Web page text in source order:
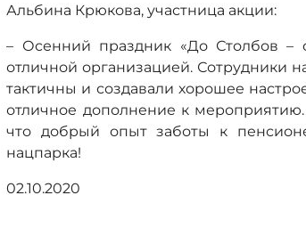
Альбина Крюкова, участница акции:
– Осенний праздник «До Столбов –
отличной организацией. Сотрудники
тактичны и создавали хорошее
отличное дополнение к
что добрый опыт заботы к
нацпарка!
02.10.2020